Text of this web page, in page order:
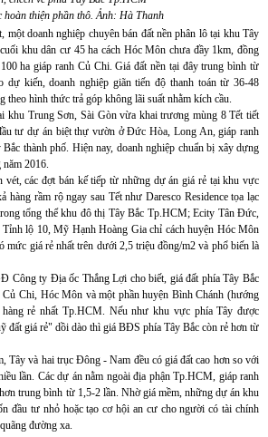
hoàn thiện phần thô. Ảnh: Hà Thanh
một doanh nghiệp chuyên bán đất nền phân lô tại khu Tây
khu dân cư 45 ha cách Hóc Môn chưa đầy 1km, đồng
ha giáp ranh Củ Chi. Giá đất nền tại đây trung bình từ
dự kiến, doanh nghiệp giãn tiến độ thanh toán từ 36-48
theo hình thức trả góp không lãi suất nhằm kích cầu.
khu Trung Sơn, Sài Gòn vừa khai trương mùng 8 Tết tiết
tư dự án biệt thự vườn ở Đức Hòa, Long An, giáp ranh
thành phố. Hiện nay, doanh nghiệp chuẩn bị xây dựng
năm 2016.
vét, các đợt bán kế tiếp từ những dự án giá rẻ tại khu vực
hàng rầm rộ ngay sau Tết như Daresco Residence tọa lạc
tổng thể khu đô thị Tây Bắc Tp.HCM; Ecity Tân Đức,
lộ 10, Mỹ Hạnh Hoàng Gia chỉ cách huyện Hóc Môn
mức giá rẻ nhất trên dưới 2,5 triệu đồng/m2 và phổ biến là
Công ty Địa ốc Thắng Lợi cho biết, giá đất phía Tây Bắc
Chi, Hóc Môn và một phần huyện Bình Chánh (hướng
rẻ nhất Tp.HCM. Nếu như khu vực phía Tây được
đất giá rẻ" dồi dào thì giá BĐS phía Tây Bắc còn rẻ hơn từ
Tây và hai trục Đông - Nam đều có giá đất cao hơn so với
lần. Các dự án nằm ngoài địa phận Tp.HCM, giáp ranh
trung bình từ 1,5-2 lần. Nhờ giá mềm, những dự án khu
đầu tư nhỏ hoặc tạo cơ hội an cư cho người có tài chính
đường xa.